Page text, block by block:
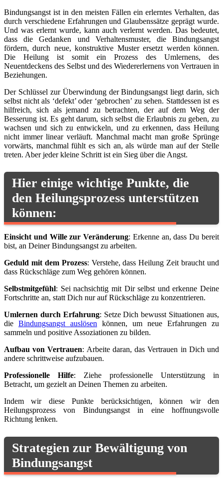
Bindungsangst ist in den meisten Fällen ein erlerntes Verhalten, das
durch verschiedene Erfahrungen und Glaubenssätze geprägt wurde.
Und was erlernt wurde, kann auch verlernt werden. Das bedeutet,
dass die Gedanken und Verhaltensmuster, die Bindungsangst
fördern, durch neue, konstruktive Muster ersetzt werden können.
Die Heilung ist somit ein Prozess des Umlernens, des
Neuentdeckens des Selbst und des Wiedererlernens von Vertrauen in
Beziehungen.
Der Schlüssel zur Überwindung der Bindungsangst liegt darin, sich
selbst nicht als ‘defekt’ oder ‘gebrochen’ zu sehen. Stattdessen ist es
hilfreich, sich als jemand zu betrachten, der auf dem Weg der
Besserung ist. Es geht darum, sich selbst die Erlaubnis zu geben, zu
wachsen und sich zu entwickeln, und zu erkennen, dass Heilung
nicht immer linear verläuft. Manchmal macht man große Sprünge
vorwärts, manchmal fühlt es sich an, als würde man auf der Stelle
treten. Aber jeder kleine Schritt ist ein Sieg über die Angst.
Hier einige wichtige Punkte, die
den Heilungsprozess unterstützen
können:
Einsicht und Wille zur Veränderung: Erkenne an, dass Du bereit
bist, an Deiner Bindungsangst zu arbeiten.
Geduld mit dem Prozess: Verstehe, dass Heilung Zeit braucht und
dass Rückschläge zum Weg gehören können.
Selbstmitgefühl: Sei nachsichtig mit Dir selbst und erkenne Deine
Fortschritte an, statt Dich nur auf Rückschläge zu konzentrieren.
Umlernen durch Erfahrung: Setze Dich bewusst Situationen aus,
die Bindungsangst auslösen können, um neue Erfahrungen zu
sammeln und positive Assoziationen zu bilden.
Aufbau von Vertrauen: Arbeite daran, das Vertrauen in Dich und
andere schrittweise aufzubauen.
Professionelle Hilfe: Ziehe professionelle Unterstützung in
Betracht, um gezielt an Deinen Themen zu arbeiten.
Indem wir diese Punkte berücksichtigen, können wir den
Heilungsprozess von Bindungsangst in eine hoffnungsvolle
Richtung lenken.
Strategien zur Bewältigung von
Bindungsangst